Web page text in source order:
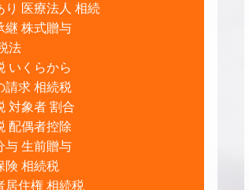
り 医療法人 相続
継 株式贈与
法
いくらから
請求 相続税
対象者 割合
配偶者控除
与 生前贈与
険 相続税
居住権 相続税